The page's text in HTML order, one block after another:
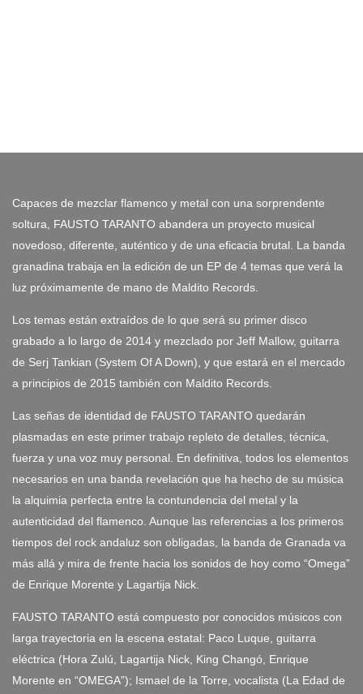
Capaces de mezclar flamenco y metal con una sorprendente
soltura, FAUSTO TARANTO abandera un proyecto musical
novedoso, diferente, auténtico y de una eficacia brutal. La banda
granadina trabaja en la edición de un EP de 4 temas que verá la
luz próximamente de mano de Maldito Records.
Los temas están extraídos de lo que será su primer disco
grabado a lo largo de 2014 y mezclado por Jeff Mallow, guitarra
de Serj Tankian (System Of A Down), y que estará en el mercado
a principios de 2015 también con Maldito Records.
Las señas de identidad de FAUSTO TARANTO quedarán
plasmadas en este primer trabajo repleto de detalles, técnica,
fuerza y una voz muy personal. En definitiva, todos los elementos
necesarios en una banda revelación que ha hecho de su música
la alquimia perfecta entre la contundencia del metal y la
autenticidad del flamenco. Aunque las referencias a los primeros
tiempos del rock andaluz son obligadas, la banda de Granada va
más allá y mira de frente hacia los sonidos de hoy como “Omega”
de Enrique Morente y Lagartija Nick.
FAUSTO TARANTO está compuesto por conocidos músicos con
larga trayectoria en la escena estatal: Paco Luque, guitarra
eléctrica (Hora Zulú, Lagartija Nick, King Changó, Enrique
Morente en “OMEGA”); Ismael de la Torre, vocalista (La Edad de